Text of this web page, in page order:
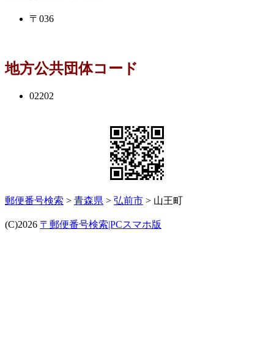
〒036
地方公共団体コード
02202
郵便番号検索 > 青森県 > 弘前市 > 山王町
(C)2026 〒郵便番号検索|PCスマホ版